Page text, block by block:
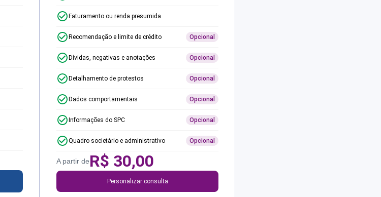
Faturamento ou renda presumida
Recomendação e limite de crédito Opcional
Dívidas, negativas e anotações Opcional
Detalhamento de protestos Opcional
Dados comportamentais Opcional
Informações do SPC Opcional
Quadro societário e administrativo Opcional
A partir deR$ 30,00
Personalizar consulta